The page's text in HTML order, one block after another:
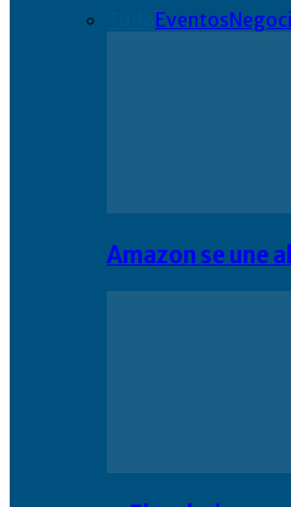
Eventos
Amazon se une